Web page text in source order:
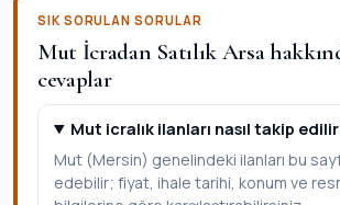
SIK SORULAN SORULAR
Mut İcradan Satılık Arsa
cevaplar
Mut icralık ilanları nasıl takip
Mut (Mersin) genelindeki ilanları bu
edebilir; fiyat, ihale tarihi, konum ve